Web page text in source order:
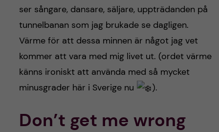
ser sångare, dansare, säljare, uppträdanden på
tunnelbanan som jag brukade se dagligen.
Värme för att dessa minnen är något jag vet
kommer att vara med mig livet ut. (ordet värme
känns ironiskt att använda med så mycket
minusgrader här i Sverige nu
).
Don’t get me wrong